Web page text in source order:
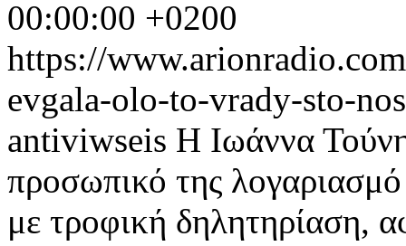
00:00:00 +0200
https://
evgala-olo-to-vrady-sto-
antiviwseis Η Ιωάννα
προσωπικό της
με τροφική δηλητηρίαση,